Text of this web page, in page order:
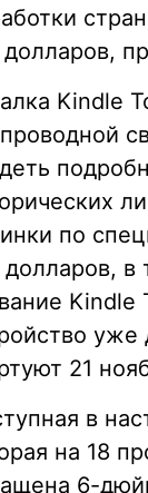
долларов,
Kindle
по
долларов,
Kindle
уже
21
в
на 18
6-